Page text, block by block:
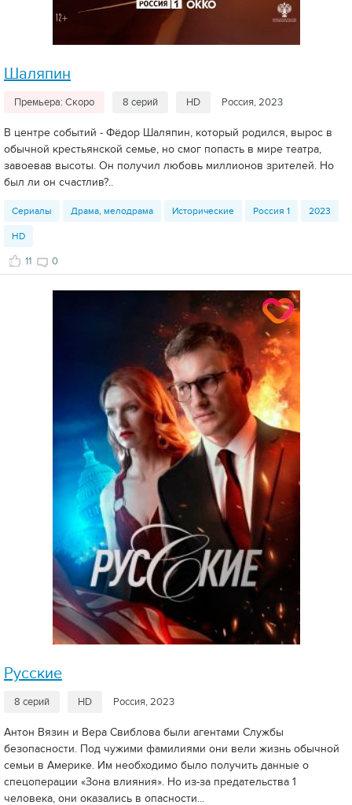
Шаляпин
Премьера: Скоро 8 серий HD Россия, 2023
В центре событий - Фёдор Шаляпин, который родился, вырос в
обычной крестьянской семье, но смог попасть в мире театра,
завоевав высоты. Он получил любовь миллионов зрителей. Но
был ли он счастлив?..
Сериалы Драма, мелодрама Исторические Россия 1 2023
HD
11 0
Русские
8 серий HD Россия, 2023
Антон Вязин и Вера Свиблова были агентами Службы
безопасности. Под чужими фамилиями они вели жизнь обычной
семьи в Америке. Им необходимо было получить данные о
спецоперации «Зона влияния». Но из-за предательства 1
человека, они оказались в опасности...